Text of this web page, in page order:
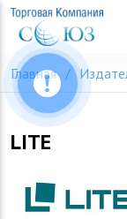
Skip
content
Главная
LITE